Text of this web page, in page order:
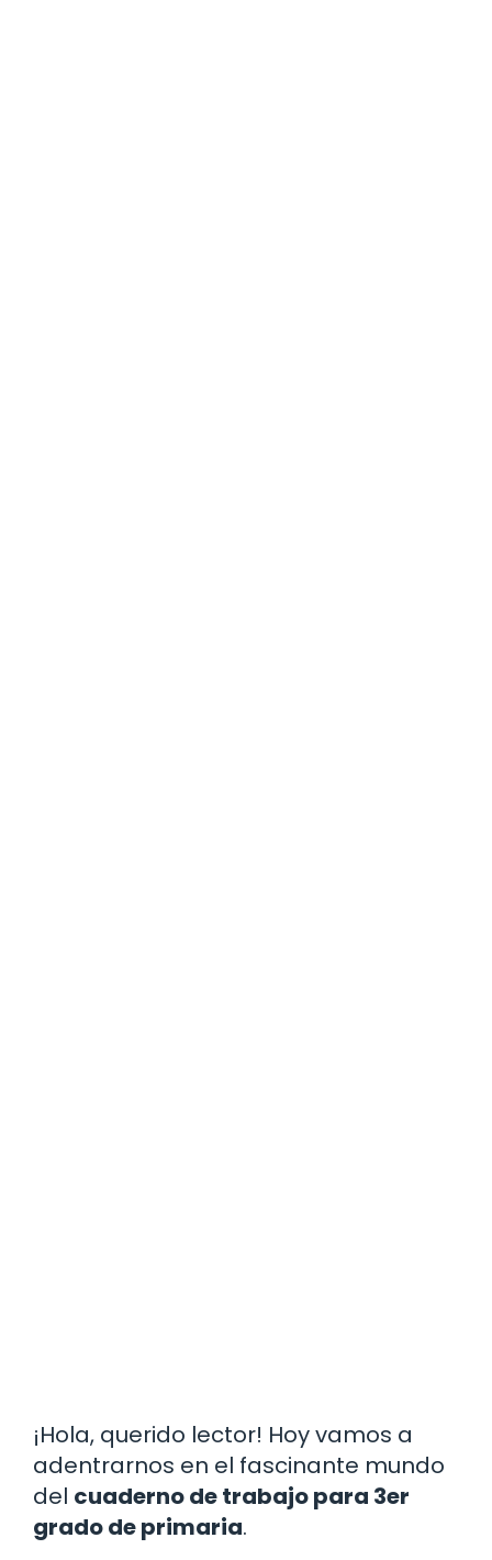
¡Hola, querido lector! Hoy vamos a
adentrarnos en el fascinante mundo
del cuaderno de trabajo para 3er
grado de primaria.